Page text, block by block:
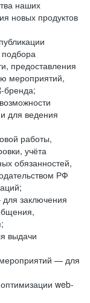
наших
новых продуктов
подбора
предоставления
мероприятий,
бренда;
для ведения
работы,
учёта
обязанностей,
РФ
заключения
выдачи
мероприятий — для
web-